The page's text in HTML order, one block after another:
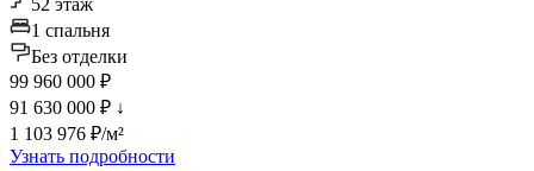
1 спальня
Без отделки
99 960 000 ₽
91 630 000 ₽ ↓
1 103 976 ₽/м²
Узнать подробности